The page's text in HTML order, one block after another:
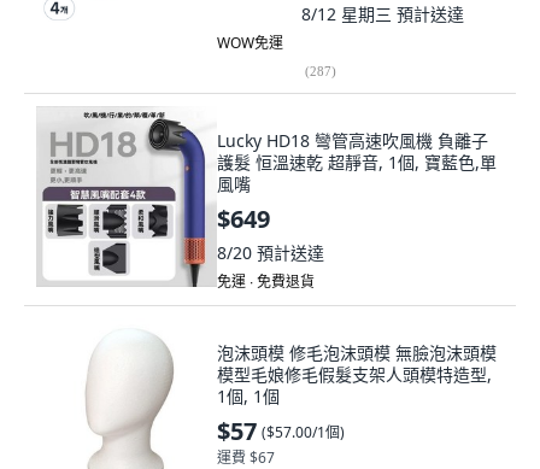
8/12 星期三 預計送達
WOW免運
(287)
Lucky HD18 彎管高速吹風機 負離子
護髮 恒溫速乾 超靜音, 1個, 寶藍色,單
風嘴
$649
8/20 預計送達
免運 ∙ 免費退貨
泡沫頭模 修毛泡沫頭模 無臉泡沫頭模
模型毛娘修毛假髮支架人頭模特造型,
1個, 1個
$57 ($57.00/1個)
運費 $67